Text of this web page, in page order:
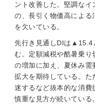
ント改善した。堅調な
の、長引く物価高による
を欠いている。
先行き見通しDIは▲15.4
む。定額減税や酷暑乗
の増加に加え、夏休み
拡大を期待している。
迷するなど抜本的な消費
慎重な見方が続いている。